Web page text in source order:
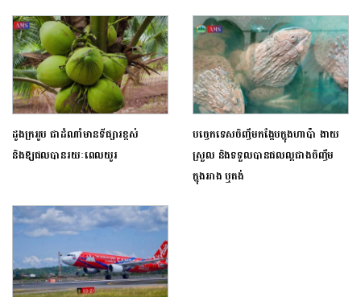
ដូងក្រអូប ជាដំណាំមានទីផ្សារខ្ពស់
និងឱ្យផលបានរយៈពេលយូរ
បច្ចេកទេសចិញ្ចឹមកង្កែបក្នុងហាប៉ា ងាយ
ស្រួល និងទទួលបានផលល្អជាងចិញ្ចឹម
ក្នុងអាង ឬតង់